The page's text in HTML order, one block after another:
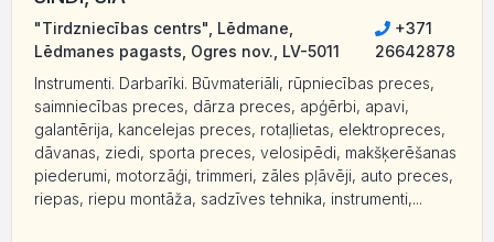
"Tirdzniecības centrs", Lēdmane,
Lēdmanes pagasts, Ogres nov., LV-5011
+371
26642878
Instrumenti. Darbarīki. Būvmateriāli, rūpniecības preces,
saimniecības preces, dārza preces, apģērbi, apavi,
galantērija, kancelejas preces, rotaļlietas, elektropreces,
dāvanas, ziedi, sporta preces, velosipēdi, makšķerēšanas
piederumi, motorzāģi, trimmeri, zāles pļāvēji, auto preces,
riepas, riepu montāža, sadzīves tehnika, instrumenti,...